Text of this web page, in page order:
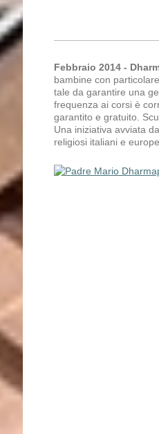
Febbraio 2014 -
bambine con
tale da garantire una
frequenza ai corsi è
garantito e gratuito.
Una iniziativa avviata
religiosi italiani e